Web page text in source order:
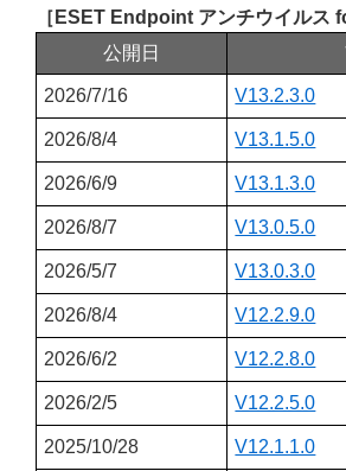
［ESET Endpoint アンチウイルス
公開日
2026/7/16 V13.2.3.0
2026/8/4 V13.1.5.0
2026/6/9 V13.1.3.0
2026/8/7 V13.0.5.0
2026/5/7 V13.0.3.0
2026/8/4 V12.2.9.0
2026/6/2 V12.2.8.0
2026/2/5 V12.2.5.0
2025/10/28 V12.1.1.0